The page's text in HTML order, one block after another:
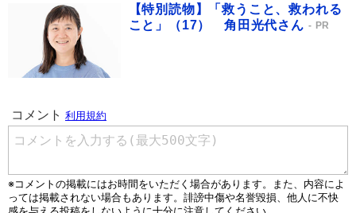
【特別読物】「救うこと、救われる
こと」（17） 角田光代さん
PR